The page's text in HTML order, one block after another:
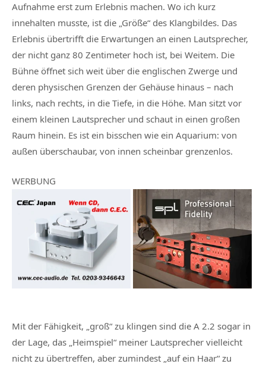
Aufnahme erst zum Erlebnis machen. Wo ich kurz
innehalten musste, ist die „Größe“ des Klangbildes. Das
Erlebnis übertrifft die Erwartungen an einen Lautsprecher,
der nicht ganz 80 Zentimeter hoch ist, bei Weitem. Die
Bühne öffnet sich weit über die englischen Zwerge und
deren physischen Grenzen der Gehäuse hinaus – nach
links, nach rechts, in die Tiefe, in die Höhe. Man sitzt vor
einem kleinen Lautsprecher und schaut in einen großen
Raum hinein. Es ist ein bisschen wie ein Aquarium: von
außen überschaubar, von innen scheinbar grenzenlos.
WERBUNG
Mit der Fähigkeit, „groß“ zu klingen sind die A 2.2 sogar in
der Lage, das „Heimspiel“ meiner Lautsprecher vielleicht
nicht zu übertreffen, aber zumindest „auf ein Haar“ zu